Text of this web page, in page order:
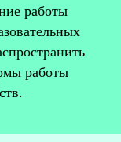
работы
работы